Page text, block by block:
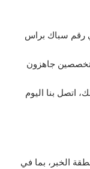
رقم سباك براس
جاهزون
اتصل بنا اليوم
الخبر، بما في